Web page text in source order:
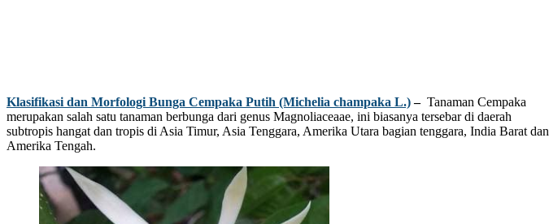
Klasifikasi dan Morfologi Bunga Cempaka Putih (Michelia champaka L.)– Tanaman Cempaka
merupakan salah satu tanaman berbunga dari genus Magnoliaceaae, ini biasanya tersebar di daerah
subtropis hangat dan tropis di Asia Timur, Asia Tenggara, Amerika Utara bagian tenggara, India Barat dan
Amerika Tengah.